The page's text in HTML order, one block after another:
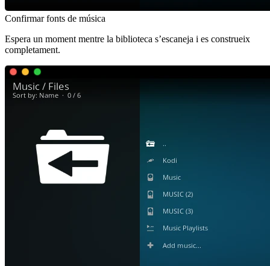
Confirmar fonts de música
Espera un moment mentre la biblioteca s’escaneja i es construeix
completament.